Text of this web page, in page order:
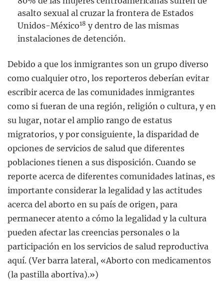
asalto sexual al cruzar la frontera de Estados
Unidos-México18 y dentro de las mismas
instalaciones de detención.
Debido a que los inmigrantes son un grupo diverso
como cualquier otro, los reporteros deberían evitar
escribir acerca de las comunidades inmigrantes
como si fueran de una región, religión o cultura, y en
su lugar, notar el amplio rango de estatus
migratorios, y por consiguiente, la disparidad de
opciones de servicios de salud que diferentes
poblaciones tienen a sus disposición. Cuando se
reporte acerca de diferentes comunidades latinas, es
importante considerar la legalidad y las actitudes
acerca del aborto en su país de origen, para
permanecer atento a cómo la legalidad y la cultura
pueden afectar las creencias personales o la
participación en los servicios de salud reproductiva
aquí. (Ver barra lateral, «Aborto con medicamentos
(la pastilla abortiva).»)